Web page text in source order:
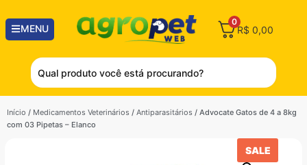
MENU
0
R$ 0,00
Início / Medicamentos Veterinários / Antiparasitários / Advocate Gatos de 4 a 8kg
com 03 Pipetas – Elanco
SALE